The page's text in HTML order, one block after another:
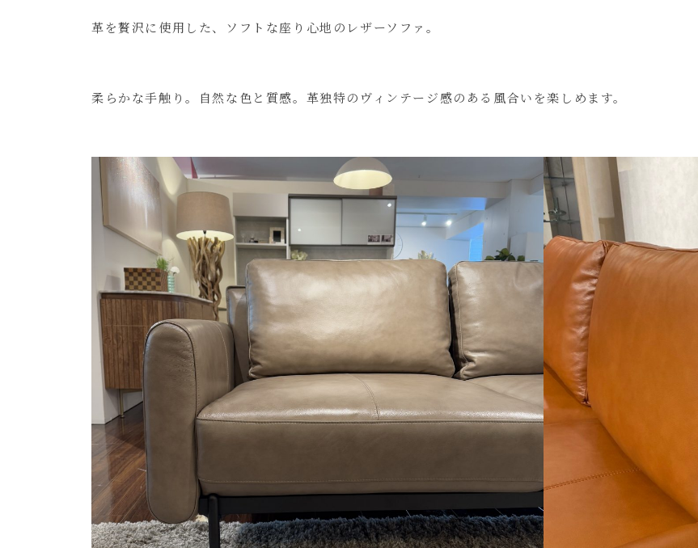
革を贅沢に使用した、ソフトな座り心地のレザーソファ。
柔らかな手触り。自然な色と質感。革独特のヴィンテージ感のある風合いを楽しめます。